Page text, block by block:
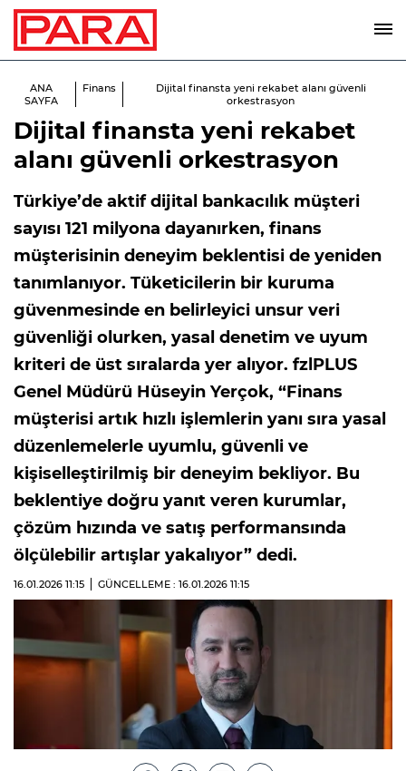
ANA
SAYFA
Finans
Dijital finansta yeni rekabet alanı güvenli
orkestrasyon
Dijital finansta yeni rekabet
alanı güvenli orkestrasyon
Türkiye’de aktif dijital bankacılık müşteri
sayısı 121 milyona dayanırken, finans
müşterisinin deneyim beklentisi de yeniden
tanımlanıyor. Tüketicilerin bir kuruma
güvenmesinde en belirleyici unsur veri
güvenliği olurken, yasal denetim ve uyum
kriteri de üst sıralarda yer alıyor. fzlPLUS
Genel Müdürü Hüseyin Yerçok, “Finans
müşterisi artık hızlı işlemlerin yanı sıra yasal
düzenlemelerle uyumlu, güvenli ve
kişiselleştirilmiş bir deneyim bekliyor. Bu
beklentiye doğru yanıt veren kurumlar,
çözüm hızında ve satış performansında
ölçülebilir artışlar yakalıyor” dedi.
16.01.2026 11:15 GÜNCELLEME : 16.01.2026 11:15